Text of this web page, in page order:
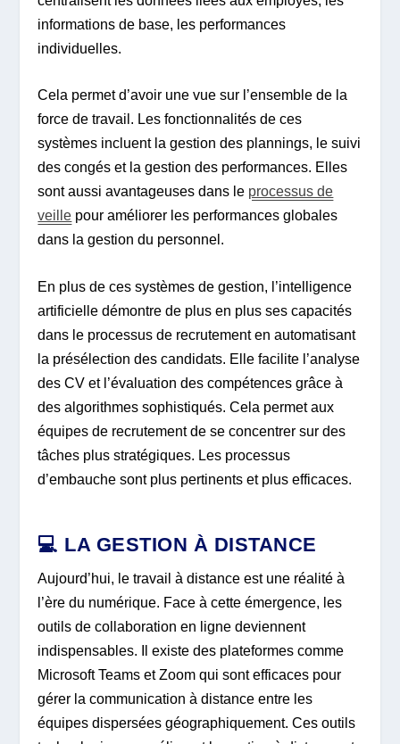
informations de base, les performances
individuelles.
Cela permet d’avoir une vue sur l’ensemble de la
force de travail. Les fonctionnalités de ces
systèmes incluent la gestion des plannings, le suivi
des congés et la gestion des performances. Elles
sont aussi avantageuses dans le processus de
veille pour améliorer les performances globales
dans la gestion du personnel.
En plus de ces systèmes de gestion, l’intelligence
artificielle démontre de plus en plus ses capacités
dans le processus de recrutement en automatisant
la présélection des candidats. Elle facilite l’analyse
des CV et l’évaluation des compétences grâce à
des algorithmes sophistiqués. Cela permet aux
équipes de recrutement de se concentrer sur des
tâches plus stratégiques. Les processus
d’embauche sont plus pertinents et plus efficaces.
💻 LA GESTION À DISTANCE
Aujourd’hui, le travail à distance est une réalité à
l’ère du numérique. Face à cette émergence, les
outils de collaboration en ligne deviennent
indispensables. Il existe des plateformes comme
Microsoft Teams et Zoom qui sont efficaces pour
gérer la communication à distance entre les
équipes dispersées géographiquement. Ces outils